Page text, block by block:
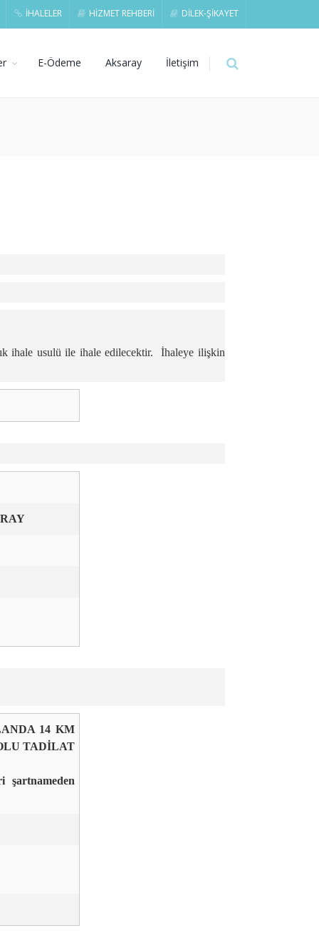
İHALELER HİZMET REHBERİ DİLEK-ŞİKAYET
E-Ödeme Aksaray İletişim
ihale usulü ile ihale edilecektir. İhaleye ilişkin
14 KM
TADİLAT
şartnameden